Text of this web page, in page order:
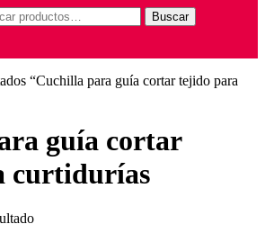
Buscar
“Cuchilla para guía cortar tejido para
guía cortar
curtidurías